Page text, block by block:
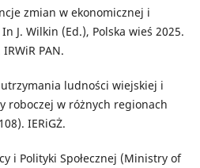
zmian w ekonomicznej i
J. Wilkin (Ed.), Polska wieś 2025.
PAN.
ludności wiejskiej i
roboczej w różnych regionach
IERiGŻ.
i Polityki Społecznej (Ministry of